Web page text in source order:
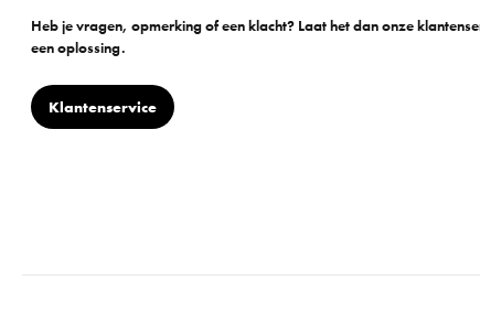
Heb je vragen, opmerking of een klacht? Laat het dan onze
een oplossing.
Klantenservice